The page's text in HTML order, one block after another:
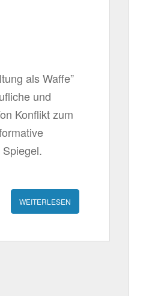
als Waffe”
und
Konflikt zum
WEITERLESEN